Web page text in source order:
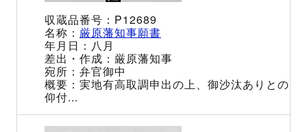
P12689
厳原藩知事願書
八月
厳原藩知事
弁官御中
実地有高取調申出の上、御沙汰ありとの
仰付...